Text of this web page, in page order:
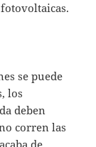
se puede
los
deben
corren las